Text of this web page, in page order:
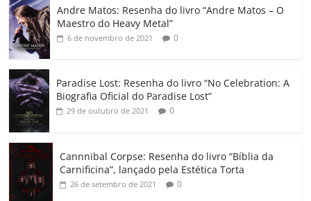
Andre Matos: Resenha do livro “Andre Matos – O
Maestro do Heavy Metal”
6 de novembro de 2021 0
Paradise Lost: Resenha do livro “No Celebration: A
Biografia Oficial do Paradise Lost”
29 de outubro de 2021 0
Cannnibal Corpse: Resenha do livro “Bíblia da
Carnificina”, lançado pela Estética Torta
26 de setembro de 2021 0